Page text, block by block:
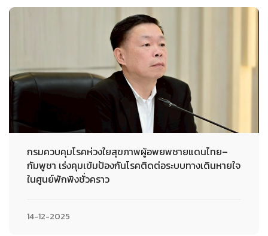
กรมควบคุมโรคห่วงใยสุขภาพผู้อพยพชายแดนไทย–
กัมพูชา เร่งคุมเข้มป้องกันโรคติดต่อระบบทางเดินหายใจ
ในศูนย์พักพิงชั่วคราว
14-12-2025